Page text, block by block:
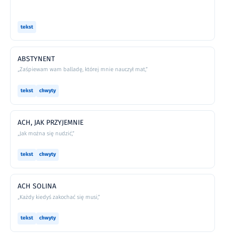
tekst
ABSTYNENT
„Zaśpiewam wam balladę, której mnie nauczył mat,”
tekst chwyty
ACH, JAK PRZYJEMNIE
„Jak można się nudzić,”
tekst chwyty
ACH SOLINA
„Każdy kiedyś zakochać się musi,”
tekst chwyty